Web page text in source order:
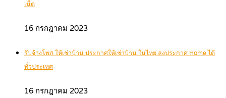
เน็ต
16 กรกฎาคม 2023
รับจ้างโพส ให้เช่าบ้าน ประกาศให้เช่าบ้าน ในไทย ลงประกาศ Home ได้
ทั่วประเทศ
16 กรกฎาคม 2023